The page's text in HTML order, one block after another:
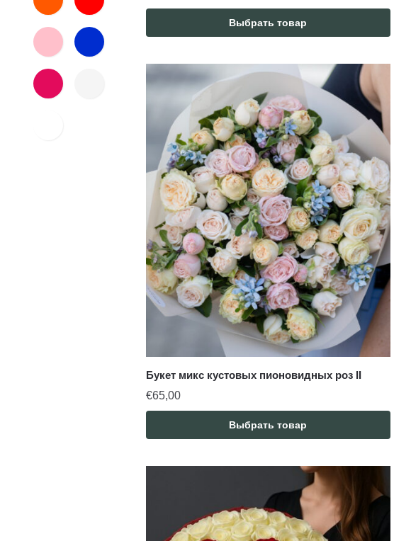
Выбрать товар
Букет микс кустовых пионовидных роз II
€65,00
Выбрать товар